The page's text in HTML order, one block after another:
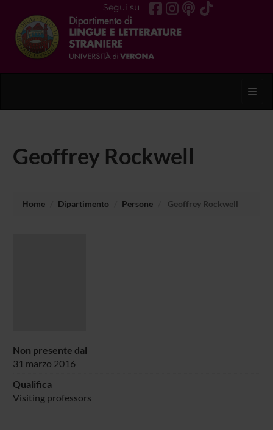
Segui su
Geoffrey Rockwell
Home Dipartimento Persone Geoffrey Rockwell
Non presente dal
31 marzo 2016
Qualifica
Visiting professors